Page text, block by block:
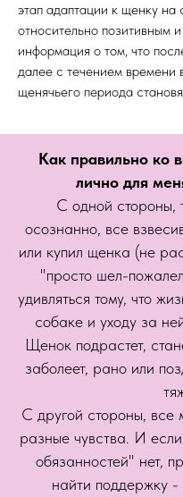
этап адаптации к щенку на
относительно позитивным
информация о том, что
далее с течением времени
щенячьего периода
Как правильно ко
лично для
С одной стороны,
осознанно, все
или купил щенка (не
"просто шел-
удивляться тому, что
собаке и уходу за
Щенок подрастет,
заболеет, рано или
С другой стороны,
разные чувства. И
обязанностей" нет,
найти поддержку -